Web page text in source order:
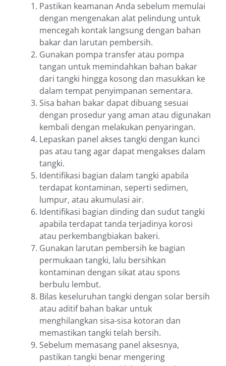
Pastikan keamanan Anda sebelum memulai
dengan mengenakan alat pelindung untuk
mencegah kontak langsung dengan bahan
bakar dan larutan pembersih.
Gunakan pompa transfer atau pompa
tangan untuk memindahkan bahan bakar
dari tangki hingga kosong dan masukkan ke
dalam tempat penyimpanan sementara.
Sisa bahan bakar dapat dibuang sesuai
dengan prosedur yang aman atau digunakan
kembali dengan melakukan penyaringan.
Lepaskan panel akses tangki dengan kunci
pas atau tang agar dapat mengakses dalam
tangki.
Identifikasi bagian dalam tangki apabila
terdapat kontaminan, seperti sedimen,
lumpur, atau akumulasi air.
Identifikasi bagian dinding dan sudut tangki
apabila terdapat tanda terjadinya korosi
atau perkembangbiakan bakeri.
Gunakan larutan pembersih ke bagian
permukaan tangki, lalu bersihkan
kontaminan dengan sikat atau spons
berbulu lembut.
Bilas keseluruhan tangki dengan solar bersih
atau aditif bahan bakar untuk
menghilangkan sisa-sisa kotoran dan
memastikan tangki telah bersih.
Sebelum memasang panel aksesnya,
pastikan tangki benar mengering